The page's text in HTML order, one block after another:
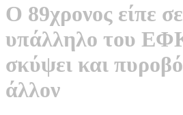
Ο 89χρονος είπε
υπάλληλο του
σκύψει και
άλλον